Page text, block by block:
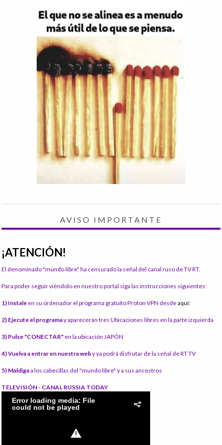
AVISO IMPORTANTE
¡ATENCIÓN!
El denominado "mundo libre" ha censurado la señal del canal ruso de TV RT.
Para poder seguir viéndolo en nuestro portal siga las instrucciones siguientes:
1) Instale en su ordenador el programa gratuito Proton VPN desdeaquí:
2) Ejecute el programay aparecerán tres Ubicaciones libres en la parte izquierda
3) Pulse "CONECTAR" en la ubicación JAPÓN
4) Vuelva a entrar en nuestra weby ya podrá disfrutar de la señal de RT TV
5) Maldigaa los cabecillas del "mundo libre" y a sus ancestros
TELEVISIÓN - CANAL RUSSIA TODAY